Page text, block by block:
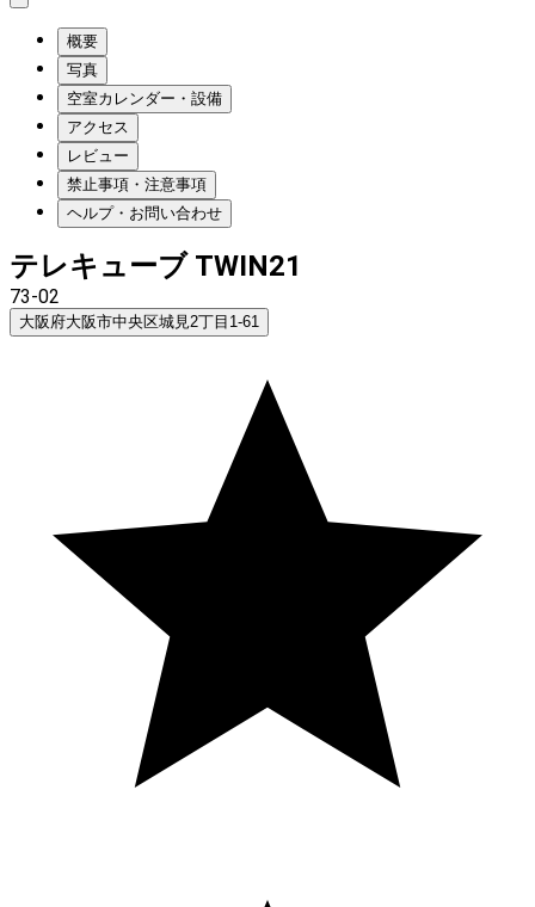
概要
写真
空室カレンダー・設備
アクセス
レビュー
禁止事項・注意事項
ヘルプ・お問い合わせ
テレキューブ TWIN21
73-02
大阪府大阪市中央区城見2丁目1-61